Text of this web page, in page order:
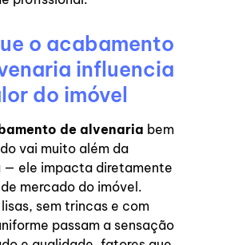
o acabamento
influencia
do imóvel
de alvenaria bem
vai muito além da
ele impacta diretamente
mercado do imóvel.
sem trincas e com
passam a sensação